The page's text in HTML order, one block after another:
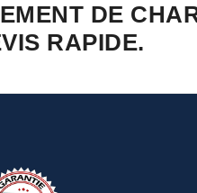
DE
RAPIDE.